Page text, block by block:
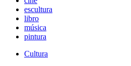
escultura
libro
música
pintura
Cultura